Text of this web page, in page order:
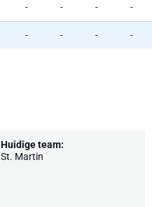
- - - -
- - - -
Huidige team:
St. Martin